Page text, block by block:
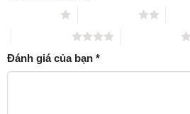
Đánh giá của bạn *